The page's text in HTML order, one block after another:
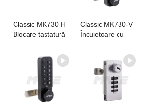
Classic MK730-H
Blocare tastatură
medical electronic
Classic MK730-V
Încuietoare cu